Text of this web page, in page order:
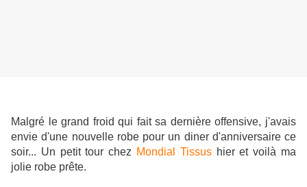
Malgré le grand froid qui fait sa dernière offensive, j'avais
envie d'une nouvelle robe pour un diner d'anniversaire ce
soir... Un petit tour chez Mondial Tissushier et voilà ma
jolie robe prête.